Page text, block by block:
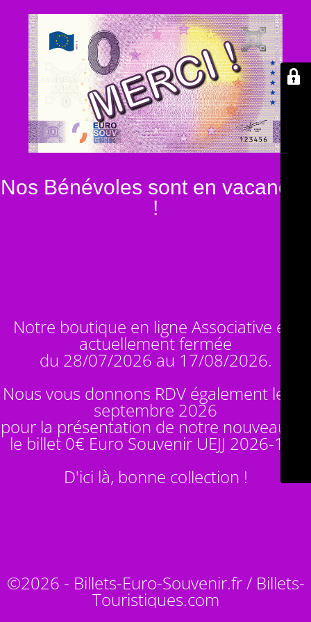
Nos Bénévoles sont en vacances
!
Notre boutique en ligne Associative est
actuellement fermée
du 28/07/2026 au 17/08/2026.
Nous vous donnons RDV également le 14
septembre 2026
pour la présentation de notre nouveauté :
le billet 0€ Euro Souvenir UEJJ 2026-10
D'ici là, bonne collection !
©2026 - Billets-Euro-Souvenir.fr / Billets-
Touristiques.com